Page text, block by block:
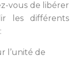
vous de libérer
les différents
l’unité de